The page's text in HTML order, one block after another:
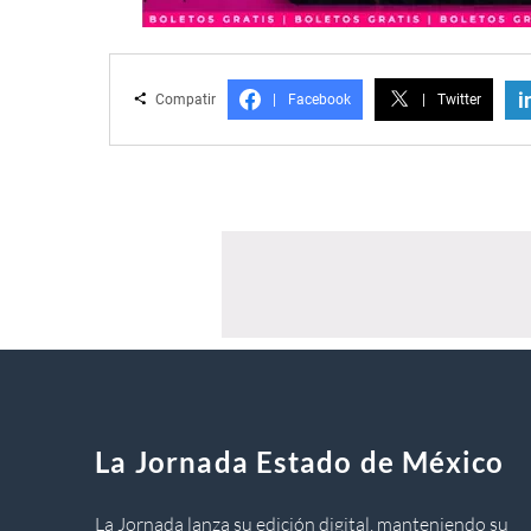
Compatir Facebook Twitter
La Jornada Estado de México
La Jornada lanza su edición digital, manteniendo su